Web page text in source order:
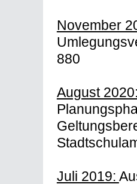
November
880
August
Juli 2019: